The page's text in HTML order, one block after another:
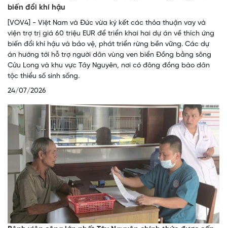
biến đổi khí hậu
[VOV4] - Việt Nam và Đức vừa ký kết các thỏa thuận vay và
viện trợ trị giá 60 triệu EUR để triển khai hai dự án về thích ứng
biến đổi khí hậu và bảo vệ, phát triển rừng bền vững. Các dự
án hướng tới hỗ trợ người dân vùng ven biển Đồng bằng sông
Cửu Long và khu vực Tây Nguyên, nơi có đông đồng bào dân
tộc thiểu số sinh sống.
24/07/2026